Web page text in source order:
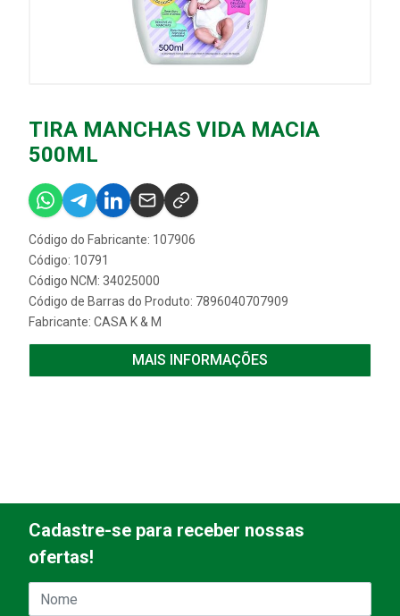
TIRA MANCHAS VIDA MACIA
500ML
Código do Fabricante: 107906
Código: 10791
Código NCM: 34025000
Código de Barras do Produto: 7896040707909
Fabricante: CASA K & M
MAIS INFORMAÇÕES
Cadastre-se para receber nossas
ofertas!